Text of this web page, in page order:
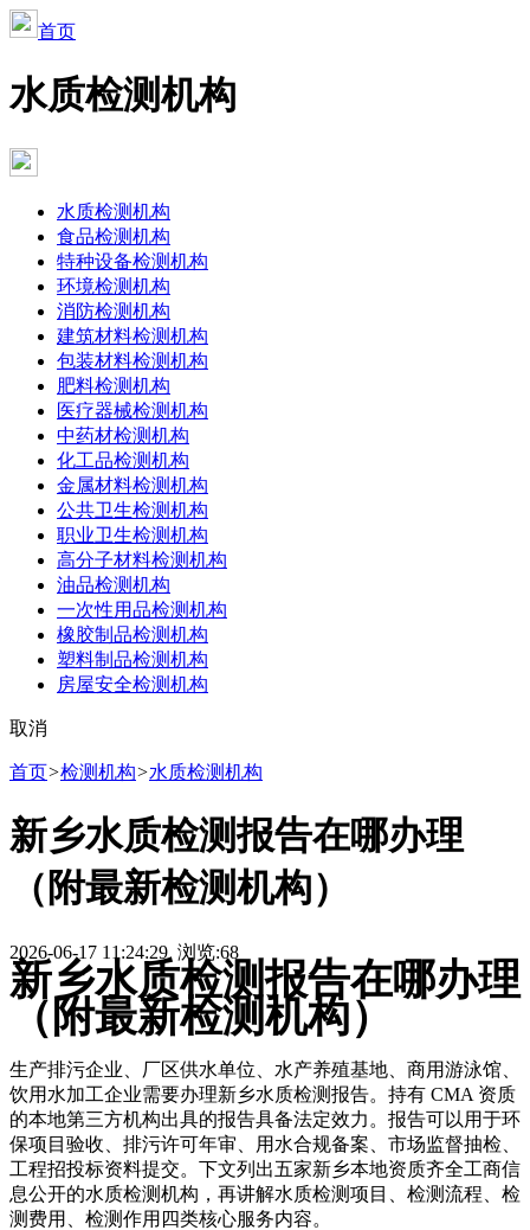
首页
水质检测机构
水质检测机构
食品检测机构
特种设备检测机构
环境检测机构
消防检测机构
建筑材料检测机构
包装材料检测机构
肥料检测机构
医疗器械检测机构
中药材检测机构
化工品检测机构
金属材料检测机构
公共卫生检测机构
职业卫生检测机构
高分子材料检测机构
油品检测机构
一次性用品检测机构
橡胶制品检测机构
塑料制品检测机构
房屋安全检测机构
取消
首页>检测机构>水质检测机构
新乡水质检测报告在哪办理
（附最新检测机构）
2026-06-17 11:24:29 浏览:68
新乡水质检测报告在哪办理
（附最新检测机构）
生产排污企业、厂区供水单位、水产养殖基地、商用游泳馆、
饮用水加工企业需要办理新乡水质检测报告。持有 CMA 资质
的本地第三方机构出具的报告具备法定效力。报告可以用于环
保项目验收、排污许可年审、用水合规备案、市场监督抽检、
工程招投标资料提交。下文列出五家新乡本地资质齐全工商信
息公开的水质检测机构，再讲解水质检测项目、检测流程、检
测费用、检测作用四类核心服务内容。